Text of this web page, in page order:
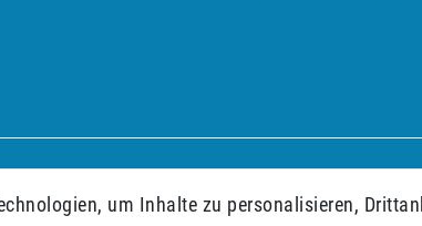
Daten­schutz­erklärung AGB
um Inhalte zu personalisieren,